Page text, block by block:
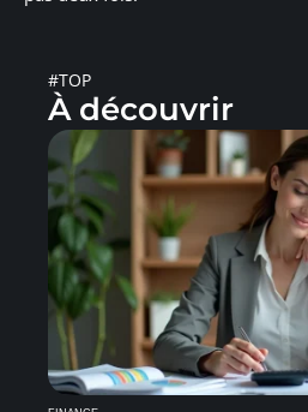
#TOP
À découvrir